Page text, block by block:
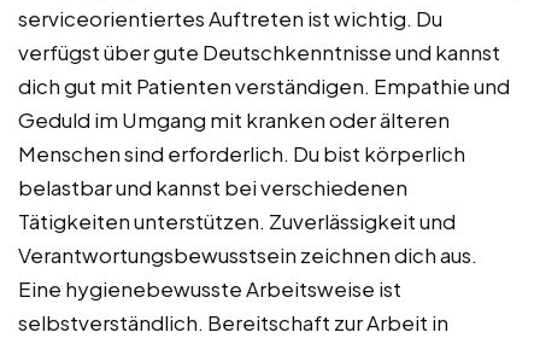
serviceorientiertes Auftreten ist wichtig. Du
verfügst über gute Deutschkenntnisse und kannst
dich gut mit Patienten verständigen. Empathie und
Geduld im Umgang mit kranken oder älteren
Menschen sind erforderlich. Du bist körperlich
belastbar und kannst bei verschiedenen
Tätigkeiten unterstützen. Zuverlässigkeit und
Verantwortungsbewusstsein zeichnen dich aus.
Eine hygienebewusste Arbeitsweise ist
selbstverständlich. Bereitschaft zur Arbeit in